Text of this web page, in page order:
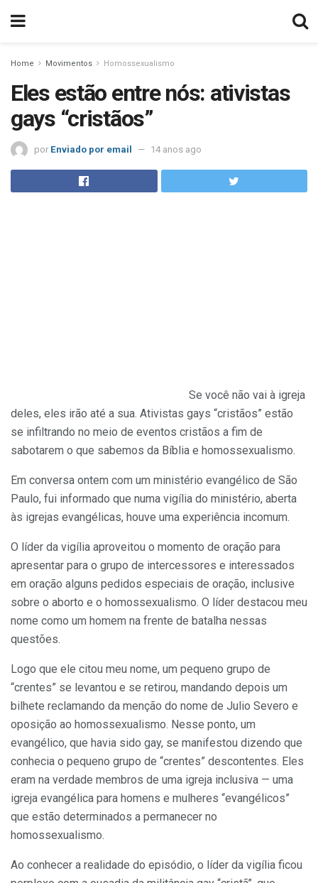
Home Movimentos Homossexualismo
Eles estão entre nós: ativistas
gays “cristãos”
por Enviado por email 14 anos ago
Se você não vai à igreja
deles, eles irão até a sua. Ativistas gays “cristãos” estão
se infiltrando no meio de eventos cristãos a fim de
sabotarem o que sabemos da Bíblia e homossexualismo.
Em conversa ontem com um ministério evangélico de São
Paulo, fui informado que numa vigília do ministério, aberta
às igrejas evangélicas, houve uma experiência incomum.
O líder da vigília aproveitou o momento de oração para
apresentar para o grupo de intercessores e interessados
em oração alguns pedidos especiais de oração, inclusive
sobre o aborto e o homossexualismo. O líder destacou meu
nome como um homem na frente de batalha nessas
questões.
Logo que ele citou meu nome, um pequeno grupo de
“crentes” se levantou e se retirou, mandando depois um
bilhete reclamando da menção do nome de Julio Severo e
oposição ao homossexualismo. Nesse ponto, um
evangélico, que havia sido gay, se manifestou dizendo que
conhecia o pequeno grupo de “crentes” descontentes. Eles
eram na verdade membros de uma igreja inclusiva — uma
igreja evangélica para homens e mulheres “evangélicos”
que estão determinados a permanecer no
homossexualismo.
Ao conhecer a realidade do episódio, o líder da vigília ficou